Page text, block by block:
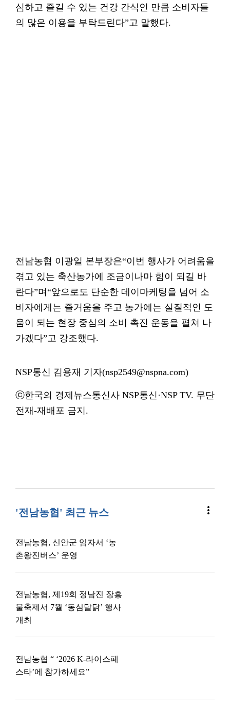
심하고 즐길 수 있는 건강 간식인 만큼 소비자들
의 많은 이용을 부탁드린다”고 말했다.
전남농협 이광일 본부장은“이번 행사가 어려움을
겪고 있는 축산농가에 조금이나마 힘이 되길 바
란다”며“앞으로도 단순한 데이마케팅을 넘어 소
비자에게는 즐거움을 주고 농가에는 실질적인 도
움이 되는 현장 중심의 소비 촉진 운동을 펼쳐 나
가겠다”고 강조했다.
NSP통신 김용재 기자(nsp2549@nspna.com)
ⓒ한국의 경제뉴스통신사 NSP통신·NSP TV. 무단
전재-재배포 금지.
'전남농협' 최근 뉴스 more_vert
전남농협, 신안군 임자서 ‘농
촌왕진버스’ 운영
전남농협, 제19회 정남진 장흥
물축제서 7월 ‘동심달닭’ 행사
개최
전남농협 “ ‘2026 K-라이스페
스타’에 참가하세요”